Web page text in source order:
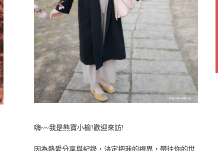
嗨~~我是熊寶小榆!歡迎來訪!
因為熱愛分享與紀錄，決定把我的視界，帶往你的世